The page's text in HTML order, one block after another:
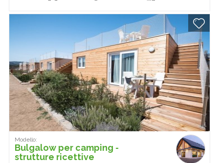
Modello:
Bulgalow per camping -
strutture ricettive